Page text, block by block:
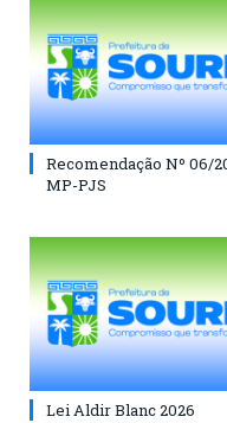
Recomendação Nº 06/
MP-PJS
Lei Aldir Blanc 2026